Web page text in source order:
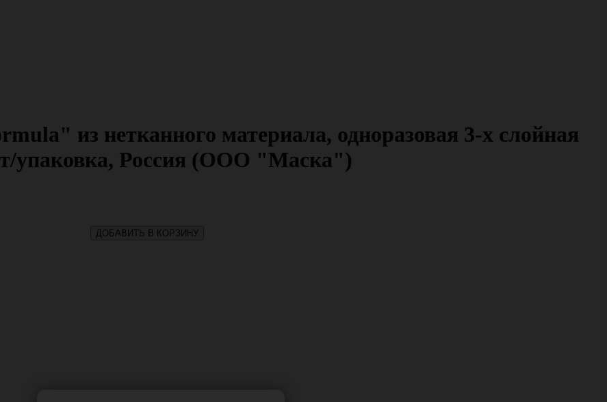
из нетканного материала, одноразовая 3-х слойная
упаковка, Россия (ООО "Маска")
ДОБАВИТЬ В КОРЗИНУ